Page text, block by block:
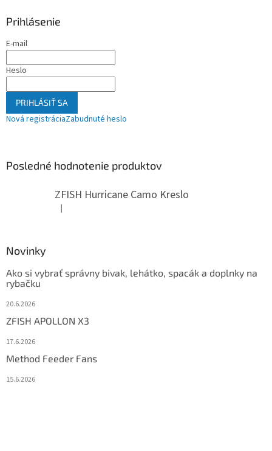
Prihlásenie
E-mail
Heslo
PRIHLÁSIŤ SA
Nová registráciaZabudnuté heslo
Posledné hodnotenie produktov
ZFISH Hurricane Camo Kreslo
Hodnotenie produktu je 5 z 5 hviezdičiek.
|
Novinky
Ako si vybrať správny bivak, lehátko, spacák a doplnky na
rybačku
20.6.2026
ZFISH APOLLON X3
17.6.2026
Method Feeder Fans
15.6.2026